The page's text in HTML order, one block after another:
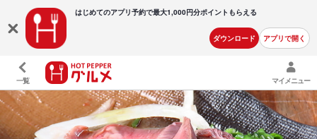
はじめてのアプリ予約で最大1,000円分ポイントもらえる
ダウンロード アプリで開く
一覧 マイメニュー